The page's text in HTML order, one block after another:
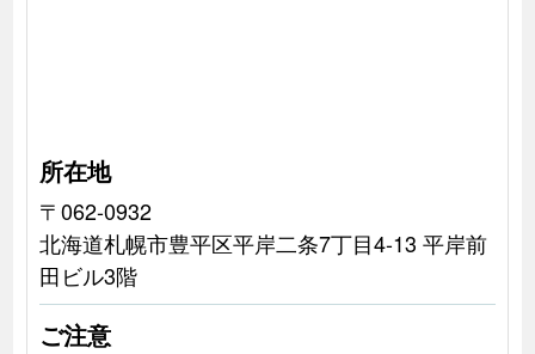
所在地
〒062-0932
北海道札幌市豊平区平岸二条7丁目4-13 平岸前
田ビル3階
ご注意